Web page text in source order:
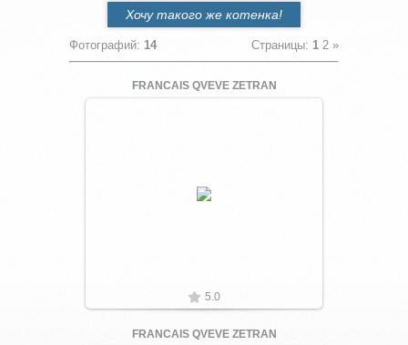
Хочу такого же котенка!
Фотографий: 14 Страницы: 1 2 »
FRANCAIS QVEVE ZETRAN
Увеличить
5.0
FRANCAIS QVEVE ZETRAN